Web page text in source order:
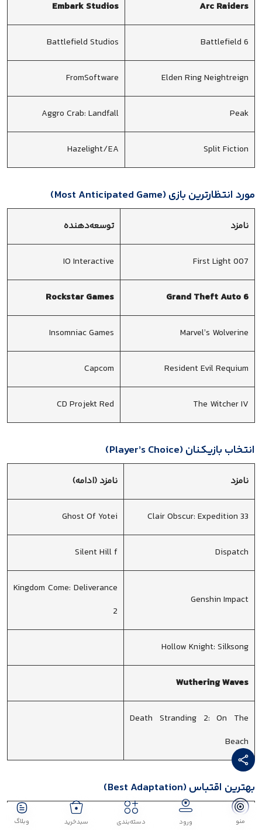
منو ورود دسته‌بندی سبدخرید وبلاگ
Arc Raiders
Embark Studios
Battlefield 6
Battlefield Studios
Elden Ring Neightreign
FromSoftware
Peak
Aggro Crab: Landfall
Split Fiction
Hazelight/EA
مورد انتظارترین بازی (Most Anticipated Game)
نامزد توسعه‌دهنده
007 First Light
IO Interactive
Grand Theft Auto 6
Rockstar Games
Marvel’s Wolverine
Insomniac Games
Resident Evil Requium
Capcom
The Witcher IV
CD Projekt Red
انتخاب بازیکنان (Player’s Choice)
نامزد نامزد (ادامه)
Clair Obscur: Expedition 33
Ghost Of Yotei
Dispatch
Silent Hill f
Genshin Impact
Kingdom Come: Deliverance
2
Hollow Knight: Silksong
Wuthering Waves
Death Stranding 2: On The
Beach
بهترین اقتباس (Best Adaptation)
نامزد استودیو